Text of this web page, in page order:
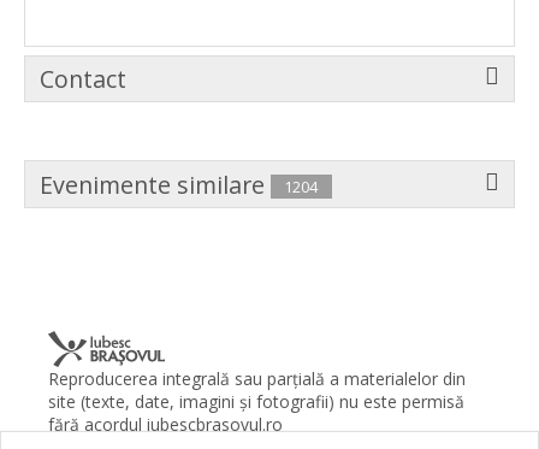
Contact
Evenimente similare 1204
Reproducerea integrală sau parţială a materialelor din
site (texte, date, imagini şi fotografii) nu este permisă
fără acordul iubescbrasovul.ro